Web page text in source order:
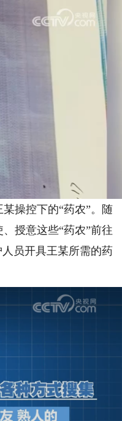
操控下的“药农”。随
授意这些“药农”前往
员开具王某所需的药